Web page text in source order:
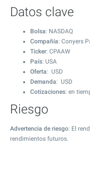
Datos clave
Bolsa: NASDAQ
Compañía: Conyers
Ticker: CPAAW
País: USA
Oferta: USD
Demanda: USD
Cotizaciones: en
Riesgo
Advertencia de riesgo: El
rendimientos futuros.